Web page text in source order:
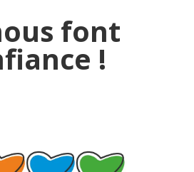
font
!